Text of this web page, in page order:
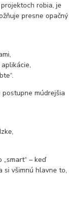
robia, je
presne opačný
múdrejšia
– keď
si všimnú hlavne to,